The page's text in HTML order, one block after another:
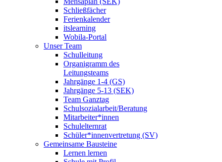
Schließfächer
Ferienkalender
itslearning
Wobila-Portal
Unser Team
Schulleitung
Organigramm des
Leitungsteams
Jahrgänge 1-4 (GS)
Jahrgänge 5-13 (SEK)
Team Ganztag
Schulsozialarbeit/Beratung
Mitarbeiter*innen
Schulelternrat
Schüler*innenvertretung (SV)
Gemeinsame Bausteine
Lernen lernen